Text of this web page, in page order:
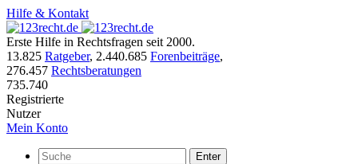
Hilfe & Kontakt
Erste Hilfe in Rechtsfragen seit 2000.
13.825 Ratgeber, 2.440.685 Forenbeiträge,
276.457 Rechtsberatungen
735.740
Registrierte
Nutzer
Mein Konto
Enter